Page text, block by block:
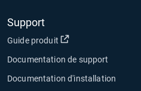
Support
Guide produit Ouvrir dans une
Documentation de support
Documentation d'installation